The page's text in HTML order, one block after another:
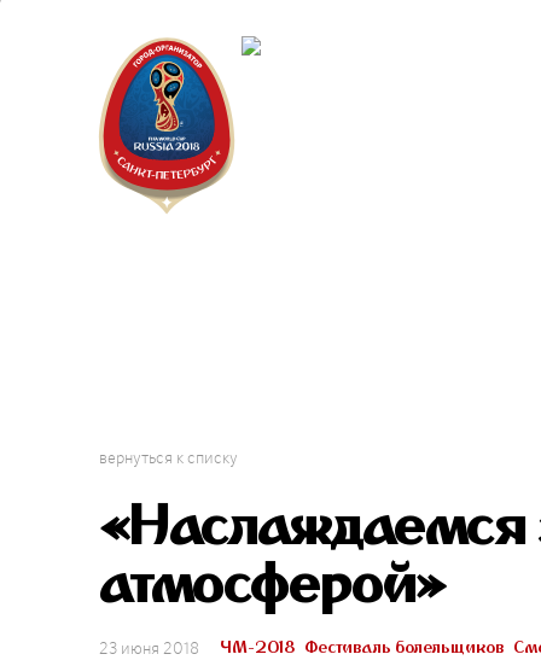
вернуться к списку
«Наслаждаемся
атмосферой»
23 июня 2018 ЧМ-2018 Фестиваль болельщиков